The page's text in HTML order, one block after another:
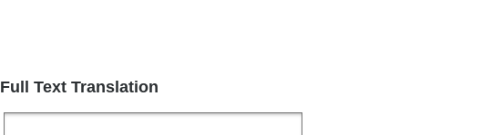
Full Text Translation